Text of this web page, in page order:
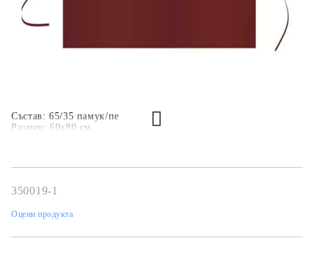
Състав: 65/35 памук/пе
Размер: 60х80 см.
350019-1
Оцени продукта